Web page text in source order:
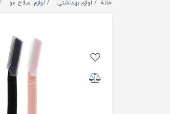
خانه لوازم بهداشتی لوازم اصلاح مو